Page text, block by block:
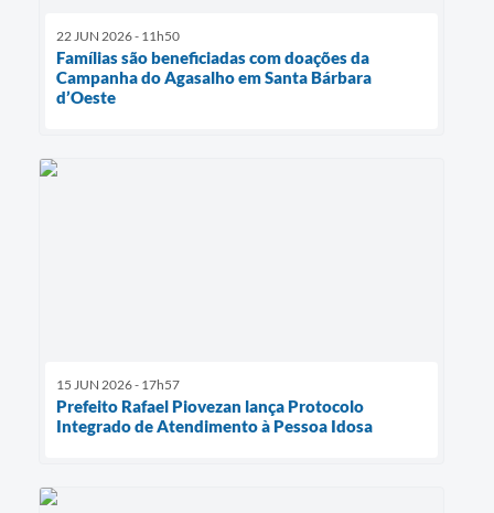
22 JUN 2026 - 11h50
Famílias são beneficiadas com doações da
Campanha do Agasalho em Santa Bárbara
d’Oeste
15 JUN 2026 - 17h57
Prefeito Rafael Piovezan lança Protocolo
Integrado de Atendimento à Pessoa Idosa